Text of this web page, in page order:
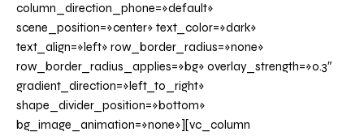
column_direction_phone=»default»
scene_position=»center» text_color=»dark»
text_align=»left» row_border_radius=»none»
row_border_radius_applies=»bg» overlay_strength=»0.3″
gradient_direction=»left_to_right»
shape_divider_position=»bottom»
bg_image_animation=»none»][vc_column